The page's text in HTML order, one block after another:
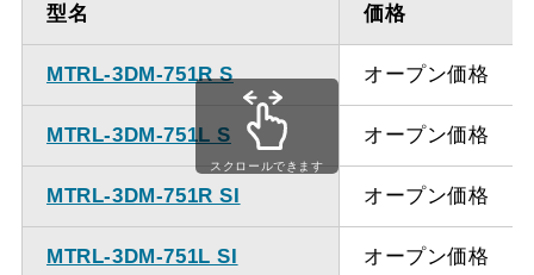
方
備考
点検口を設けての最小寸
法は弊社にお問い合わせ
ください。
型名 価格
MTRL-3DM-751R S オープン価格
MTRL-3DM-751L S オープン価格
MTRL-3DM-751R SI オープン価格
MTRL-3DM-751L SI オープン価格
スクロールできます